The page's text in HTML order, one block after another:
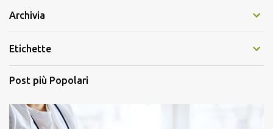
Archivia
Etichette
Post più Popolari